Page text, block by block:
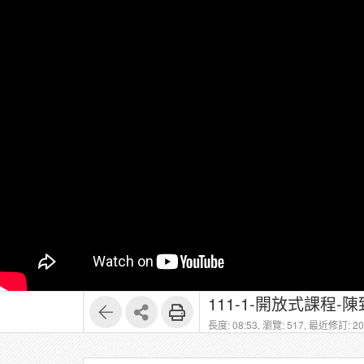
111-1-開放式課程-
長度: 08:53, 瀏覽: 517, 最近修訂: